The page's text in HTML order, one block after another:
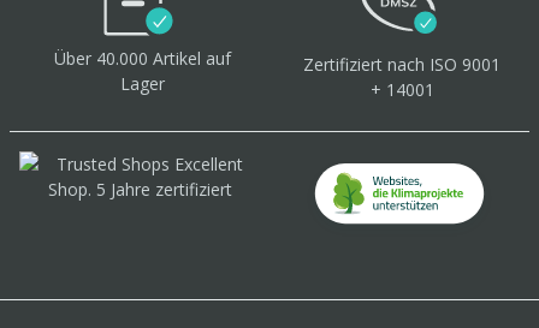
Über 40.000 Artikel auf
Lager
Zertifiziert nach ISO 9001
+ 14001